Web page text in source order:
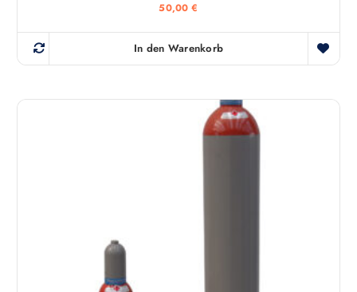
50,00€
In den Warenkorb